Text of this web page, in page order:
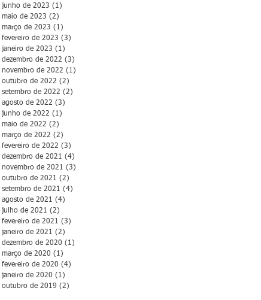
junho de 2023 (1)
maio de 2023 (2)
março de 2023 (1)
fevereiro de 2023 (3)
janeiro de 2023 (1)
dezembro de 2022 (3)
novembro de 2022 (1)
outubro de 2022 (2)
setembro de 2022 (2)
agosto de 2022 (3)
junho de 2022 (1)
maio de 2022 (2)
março de 2022 (2)
fevereiro de 2022 (3)
dezembro de 2021 (4)
novembro de 2021 (3)
outubro de 2021 (2)
setembro de 2021 (4)
agosto de 2021 (4)
julho de 2021 (2)
fevereiro de 2021 (3)
janeiro de 2021 (2)
dezembro de 2020 (1)
março de 2020 (1)
fevereiro de 2020 (4)
janeiro de 2020 (1)
outubro de 2019 (2)